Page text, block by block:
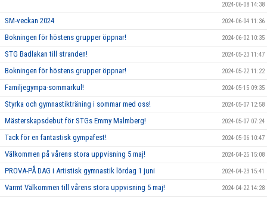
2024-06-08 14:38
SM-veckan 2024 2024-06-04 11:36
Bokningen för höstens grupper öppnar! 2024-06-02 10:35
STG Badlakan till stranden! 2024-05-23 11:47
Bokningen för höstens grupper öppnar! 2024-05-22 11:22
Familjegympa-sommarkul! 2024-05-15 09:35
Styrka och gymnastikträning i sommar med oss! 2024-05-07 12:58
Mästerskapsdebut för STGs Emmy Malmberg! 2024-05-07 07:24
Tack för en fantastisk gympafest! 2024-05-06 10:47
Välkommen på vårens stora uppvisning 5 maj! 2024-04-25 15:08
PROVA-PÅ DAG i Artistisk gymnastik lördag 1 juni 2024-04-23 15:41
Varmt Välkommen till vårens stora uppvisning 5 maj! 2024-04-22 14:28